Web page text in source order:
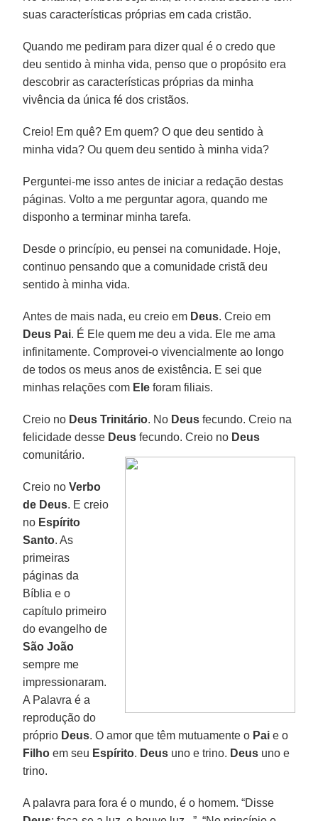
suas características próprias em cada cristão.
Quando me pediram para dizer qual é o credo que
deu sentido à minha vida, penso que o propósito era
descobrir as características próprias da minha
vivência da única fé dos cristãos.
Creio! Em quê? Em quem? O que deu sentido à
minha vida? Ou quem deu sentido à minha vida?
Perguntei-me isso antes de iniciar a redação destas
páginas. Volto a me perguntar agora, quando me
disponho a terminar minha tarefa.
Desde o princípio, eu pensei na comunidade. Hoje,
continuo pensando que a comunidade cristã deu
sentido à minha vida.
Antes de mais nada, eu creio em Deus. Creio em
Deus Pai. É Ele quem me deu a vida. Ele me ama
infinitamente. Comprovei-o vivencialmente ao longo
de todos os meus anos de existência. E sei que
minhas relações com Ele foram filiais.
Creio no Deus Trinitário. No Deus fecundo. Creio na
felicidade desse Deus fecundo. Creio no Deus
comunitário.
Creio noVerbo
de Deus. E creio
no Espírito
Santo. As
primeiras
páginas da
Bíblia e o
capítulo primeiro
do evangelho de
São João
sempre me
impressionaram.
A Palavra é a
reprodução do
próprio Deus. O amor que têm mutuamente o Pai e o
Filho em seu Espírito. Deus uno e trino. Deus uno e
trino.
A palavra para fora é o mundo, é o homem. “Disse